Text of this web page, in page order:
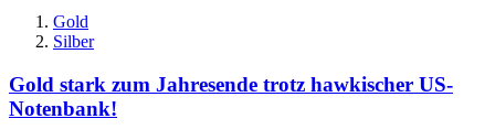
Gold
Silber
Gold stark zum Jahresende trotz hawkischer US-
Notenbank!